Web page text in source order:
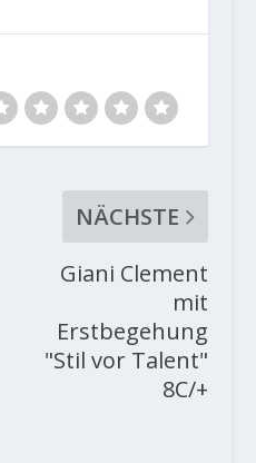
NÄCHSTE
Giani Clement
mit
Erstbegehung
"Stil vor Talent"
8C/+